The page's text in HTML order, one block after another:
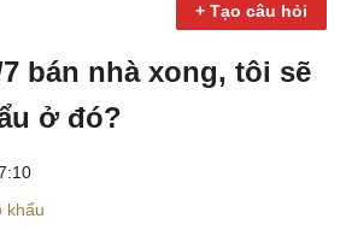
+ Tạo câu hỏi
bán nhà xong, tôi sẽ
ở đó?
khẩu